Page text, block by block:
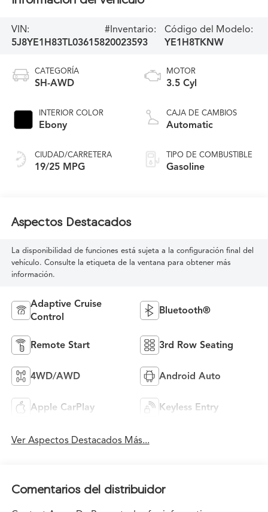
VIN:
5J8YE1H83TL036158
#Inventario:
20023593
Código del Modelo:
YE1H8TKNW
CATEGORÍA
SH-AWD
INTERIOR COLOR
Ebony
CIUDAD/CARRETERA
19/25 MPG
MOTOR
3.5 Cyl
CAJA DE CAMBIOS
Automatic
TIPO DE COMBUSTIBLE
Gasoline
Aspectos Destacados
La disponibilidad de funciones está sujeta a la configuración final del
vehículo. Consulte la etiqueta de la ventana para obtener más
información.
Adaptive Cruise
Control
Bluetooth®
Remote Start 3rd Row Seating
4WD/AWD Android Auto
Apple CarPlay Keyless Entry
Ver Aspectos Destacados Más...
Comentarios del distribuidor